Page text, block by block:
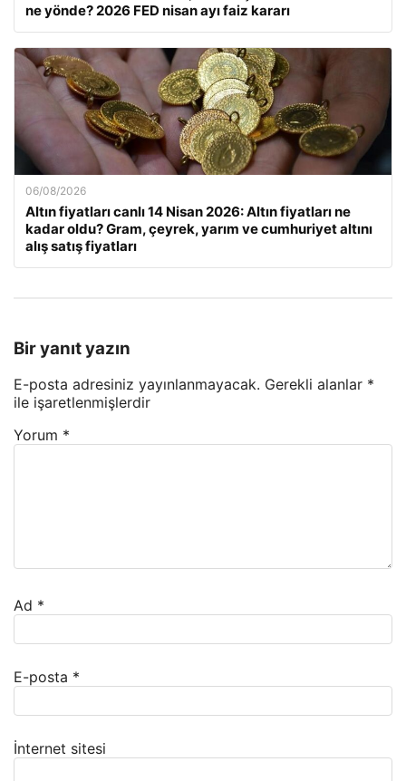
ne yönde? 2026 FED nisan ayı faiz kararı
06/08/2026
Altın fiyatları canlı 14 Nisan 2026: Altın fiyatları ne
kadar oldu? Gram, çeyrek, yarım ve cumhuriyet altını
alış satış fiyatları
Bir yanıt yazın
E-posta adresiniz yayınlanmayacak. Gerekli alanlar *
ile işaretlenmişlerdir
Yorum *
Ad *
E-posta *
İnternet sitesi